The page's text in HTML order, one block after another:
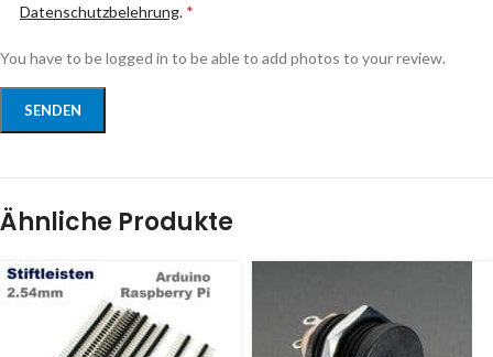
Datenschutzbelehrung. *
You have to be logged in to be able to add photos to your review.
Ähnliche Produkte